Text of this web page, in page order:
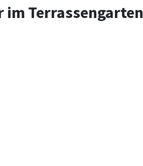
im Terrassengarten